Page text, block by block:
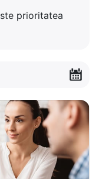
prioritatea